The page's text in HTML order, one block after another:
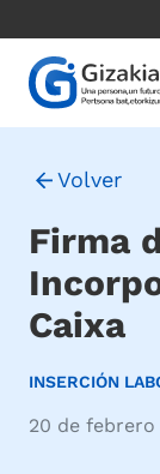
al
contenido
principal
Volver
Firma
Caixa
INSERCIÓN
20 de febrero